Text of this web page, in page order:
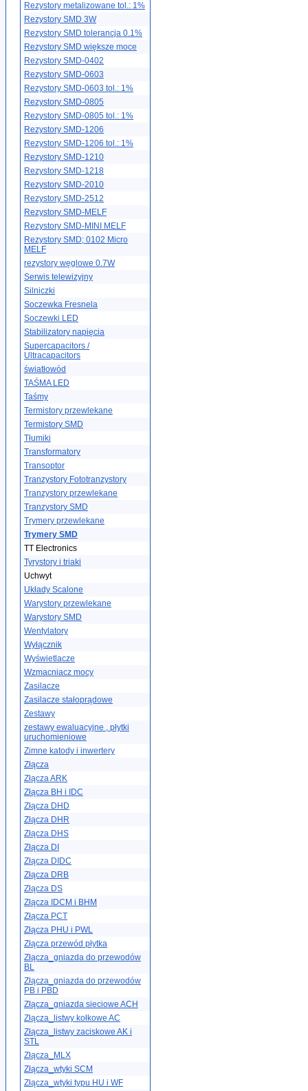
Rezystory metalizowane tol.: 1%
Rezystory SMD 3W
Rezystory SMD tolerancja 0.1%
Rezystory SMD większe moce
Rezystory SMD-0402
Rezystory SMD-0603
Rezystory SMD-0603 tol.: 1%
Rezystory SMD-0805
Rezystory SMD-0805 tol.: 1%
Rezystory SMD-1206
Rezystory SMD-1206 tol.: 1%
Rezystory SMD-1210
Rezystory SMD-1218
Rezystory SMD-2010
Rezystory SMD-2512
Rezystory SMD-MELF
Rezystory SMD-MINI MELF
Rezystory SMD; 0102 Micro
MELF
rezystory węglowe 0.7W
Serwis telewizyjny
Silniczki
Soczewka Fresnela
Soczewki LED
Stabilizatory napięcia
Supercapacitors /
Ultracapacitors
światłowód
TAŚMA LED
Taśmy
Termistory przewlekane
Termistory SMD
Tłumiki
Transformatory
Transoptor
Tranzystory Fototranzystory
Tranzystory przewlekane
Tranzystory SMD
Trymery przewlekane
Trymery SMD
TT Electronics
Tyrystory i triaki
Uchwyt
Układy Scalone
Warystory przewlekane
Warystory SMD
Wentylatory
Wyłącznik
Wyświetlacze
Wzmacniacz mocy
Zasilacze
Zasilacze stałoprądowe
Zestawy
zestawy ewaluacyjne , płytki
uruchomieniowe
Zimne katody i inwertery
Złącza
Złącza ARK
Złącza BH i IDC
Złącza DHD
Złącza DHR
Złącza DHS
Złącza DI
Złącza DIDC
Złącza DRB
Złącza DS
Złącza IDCM i BHM
Złącza PCT
Złącza PHU i PWL
Złącza przewód płytka
Złącza_gniazda do przewodów
BL
Złącza_gniazda do przewodów
PB i PBD
Złącza_gniazda sieciowe ACH
Złącza_listwy kołkowe AC
Złącza_listwy zaciskowe AK i
STL
Złącza_MLX
Złącza_wtyki SCM
Złącza_wtyki typu HU i WF